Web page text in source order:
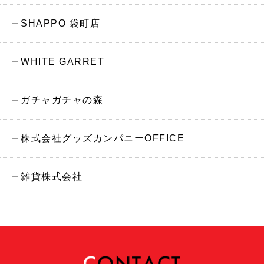
SHAPPO 袋町店
WHITE GARRET
ガチャガチャの森
株式会社グッズカンパニーOFFICE
雑貨株式会社